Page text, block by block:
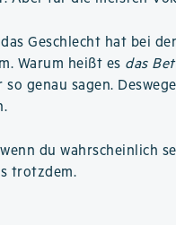
Geschlecht hat bei
Warum heißt es das
so genau sagen.
du wahrscheinlich
trotzdem.